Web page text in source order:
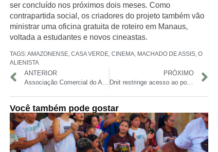
ser concluído nos próximos dois meses. Como
contrapartida social, os criadores do projeto também vão
ministrar uma oficina gratuita de roteiro em Manaus,
voltada a estudantes e novos cineastas.
TAGS:AMAZONENSE, CASA VERDE, CINEMA, MACHADO DE ASSIS, O
ALIENISTA
ANTERIOR
Associação Comercial do Amazonas celebra 154 anos com posse de nova diretoria e homenagens
PRÓXIMO
Dnit restringe acesso ao porto de Parintins durante Festival Folclórico
Você também pode gostar